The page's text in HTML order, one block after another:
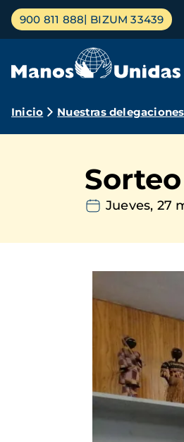
Pasar
contenido
Menú
principal
900 811 888 BIZUM 33439
Ruta
navegación
Inicio Nuestras delegaciones
Jueves, 27